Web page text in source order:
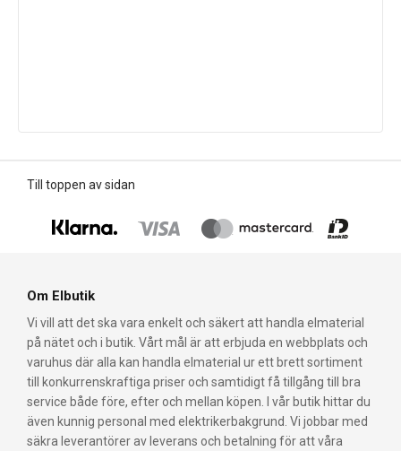
Till toppen av sidan
Om Elbutik
Vi vill att det ska vara enkelt och säkert att handla elmaterial
på nätet och i butik. Vårt mål är att erbjuda en webbplats och
varuhus där alla kan handla elmaterial ur ett brett sortiment
till konkurrenskraftiga priser och samtidigt få tillgång till bra
service både före, efter och mellan köpen. I vår butik hittar du
även kunnig personal med elektrikerbakgrund. Vi jobbar med
säkra leverantörer av leverans och betalning för att våra